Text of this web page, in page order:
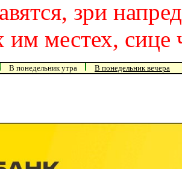
зри
им местех, сице
В понедельник утра В понедельник вечера